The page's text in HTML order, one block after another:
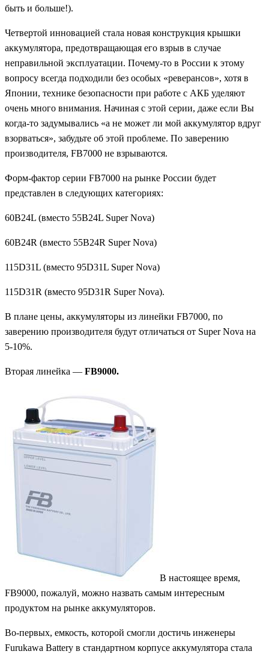
быть и больше!).
Четвертой инновацией стала новая конструкция крышки
аккумулятора, предотвращающая его взрыв в случае
неправильной эксплуатации. Почему-то в России к этому
вопросу всегда подходили без особых «реверансов», хотя в
Японии, технике безопасности при работе с АКБ уделяют
очень много внимания. Начиная с этой серии, даже если Вы
когда-то задумывались «а не может ли мой аккумулятор вдруг
взорваться», забудьте об этой проблеме. По заверению
производителя, FB7000 не взрываются.
Форм-фактор серии FB7000 на рынке России будет
представлен в следующих категориях:
60B24L (вместо 55B24L Super Nova)
60B24R (вместо 55B24R Super Nova)
115D31L (вместо 95D31L Super Nova)
115D31R (вместо 95D31R Super Nova).
В плане цены, аккумуляторы из линейки FB7000, по
заверению производителя будут отличаться от Super Nova на
5-10%.
Вторая линейка — FB9000.
В настоящее время,
FB9000, пожалуй, можно назвать самым интересным
продуктом на рынке аккумуляторов.
Во-первых, емкость, которой смогли достичь инженеры
Furukawa Battery в стандартном корпусе аккумулятора стала